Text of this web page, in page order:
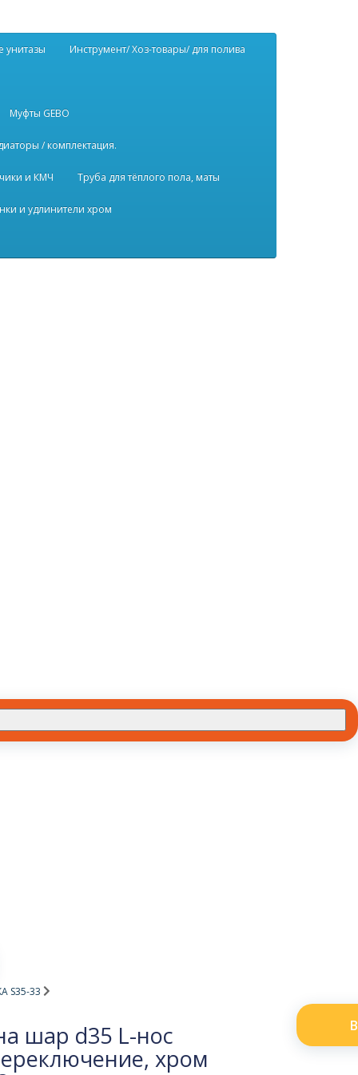
унитазы Инструмент/ Хоз-товары/ для полива
Муфты GEBO
/ комплектация.
и КМЧ Труба для тёплого пола, маты
и удлинители хром
S35-33
шар d35 L-нос
хром